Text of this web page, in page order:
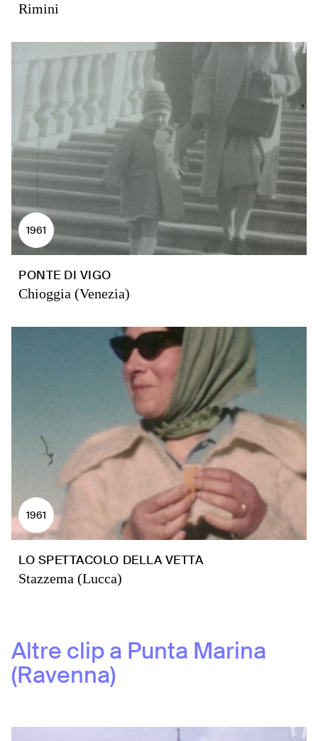
Rimini
1961
PONTE DI VIGO
Chioggia (Venezia)
1961
LO SPETTACOLO DELLA VETTA
Stazzema (Lucca)
Altre clip a Punta Marina
(Ravenna)